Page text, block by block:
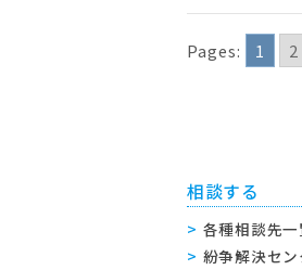
Pages: 1 2
相談する
各種相談先一
紛争解決セン